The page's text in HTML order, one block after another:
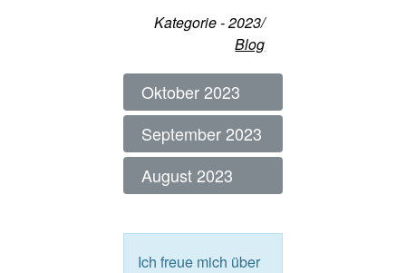
Kategorie - 2023/
Blog
Oktober 2023
September 2023
August 2023
Ich freue mich über